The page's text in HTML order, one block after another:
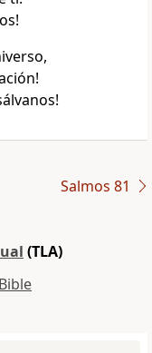
Salmos 81
(TLA)